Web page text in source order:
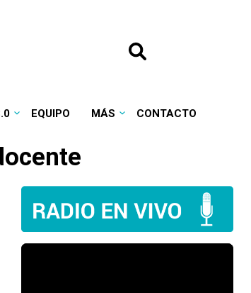
EQUIPO MÁS CONTACTO